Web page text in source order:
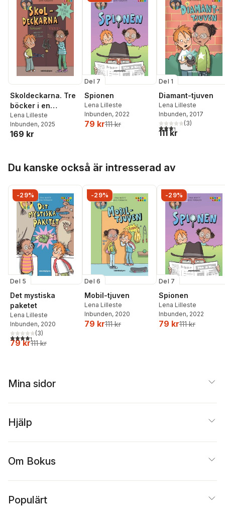
Skoldeckarna. Tre
böcker i en
(samlingsvolym)
Lena Lilleste
Inbunden, 2025
169 kr
Del 7
Spionen
Lena Lilleste
Inbunden, 2022
79 kr111 kr
Del 1
Diamant-tjuven
Lena Lilleste
Inbunden, 2017
3,3utav 5 stjärnor.
(3)
111 kr
Du kanske också är intresserad av
-29%
Del 5
Det mystiska
paketet
Lena Lilleste
Inbunden, 2020
4,3utav 5 stjärnor. Totalt antal röster:
(3)
79 kr111 kr
-29%
Del 6
Mobil-tjuven
Lena Lilleste
Inbunden, 2020
79 kr111 kr
-29%
Del 7
Spionen
Lena Lilleste
Inbunden, 2022
79 kr111 kr
Mina sidor
Hjälp
Om Bokus
Populärt